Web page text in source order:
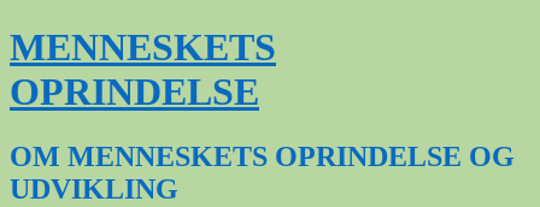
Hop
til
indhold
MENNESKETS
OPRINDELSE
OM MENNESKETS OPRINDELSE OG
UDVIKLING